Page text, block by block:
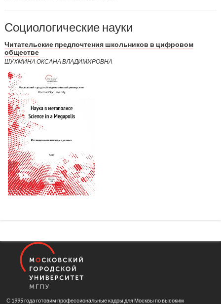
Социологические науки
Читательские предпочтения школьников в цифровом
обществе
ШУХМИНА ОКСАНА ВЛАДИМИРОВНА
С 1995 года готовим профессиональные кадры для Москвы по высоким